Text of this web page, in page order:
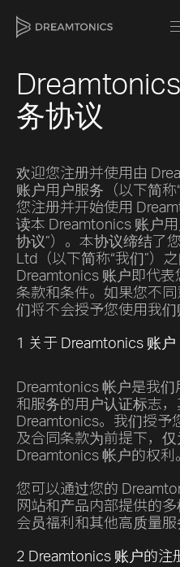
务协议
欢迎您注册并使用由
账户用户服务（以下简称
您注册并开始使用
读本 Dreamtonics 账户
协议”）。本协议缔结了
Ltd（以下简称“我们”）
Dreamtonics 账户即代
条款和条件。如果您不
们将不会授予您使用我们
1 关于 Dreamtonics 账户
Dreamtonics 帐户是我
和服务的用户认证标志
Dreamtonics。我们授予
及合同条款为前提下，
Dreamtonics 帐户的权利
您可以通过您的
网站和产品内部提供的
会员福利和其他高质量服
2 Dreamtonics 账户的注
[title]
[about]
Vocal